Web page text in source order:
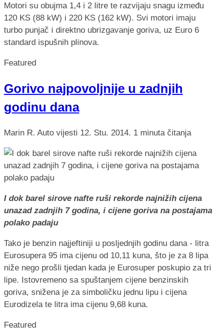
Motori su obujma 1,4 i 2 litre te razvijaju snagu između
120 KS (88 kW) i 220 KS (162 kW). Svi motori imaju
turbo punjač i direktno ubrizgavanje goriva, uz Euro 6
standard ispušnih plinova.
Featured
Gorivo najpovoljnije u zadnjih
godinu dana
Marin R. Auto vijesti 12. Stu. 2014. 1 minuta čitanja
I dok barel sirove nafte ruši rekorde najnižih cijena
unazad zadnjih 7 godina, i cijene goriva na postajama
polako padaju
Tako je benzin najjeftiniji u posljednjih godinu dana - litra
Eurosupera 95 ima cijenu od 10,11 kuna, što je za 8 lipa
niže nego prošli tjedan kada je Eurosuper poskupio za tri
lipe. Istovremeno sa spuštanjem cijene benzinskih
goriva, snižena je za simboličku jednu lipu i cijena
Eurodizela te litra ima cijenu 9,68 kuna.
Featured